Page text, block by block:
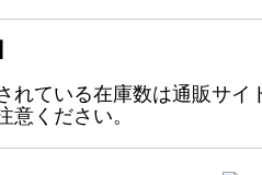
れている在庫数は通販サ
意ください。